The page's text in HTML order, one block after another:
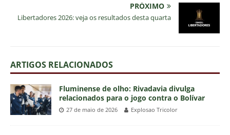
PRÓXIMO
Libertadores 2026: veja os resultados desta quarta
ARTIGOS RELACIONADOS
Fluminense de olho: Rivadavia divulga
relacionados para o jogo contra o Bolívar
27 de maio de 2026 Explosao Tricolor